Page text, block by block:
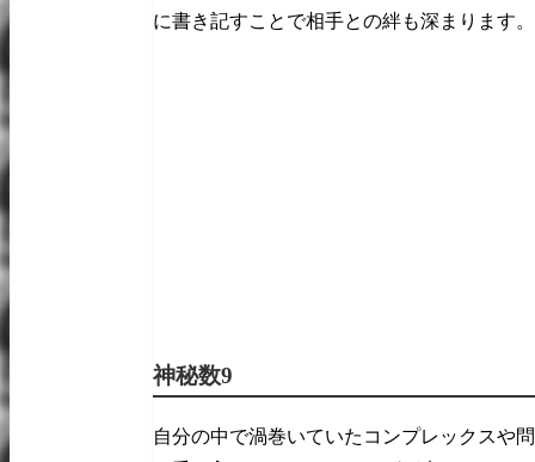
に書き記すことで相手との絆も深まります
神秘数9
自分の中で渦巻いていたコンプレックスや